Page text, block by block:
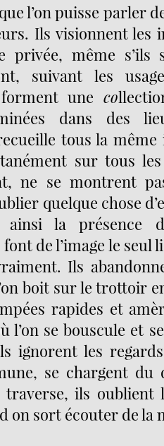
l’on puisse parler
Ils visionnent les
privée, même s’ils
suivant les
une co
dans des
tous la
sur tous
ne se montrent
quelque chose
ainsi la présence
de l’image le seul
Ils
boit sur le trottoir
rapides et
l’on se bouscule et
ignorent les
se chargent du
ils oublient
on sort écouter de la